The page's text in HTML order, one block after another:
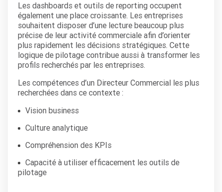
Les dashboards et outils de reporting occupent
également une place croissante. Les entreprises
souhaitent disposer d’une lecture beaucoup plus
précise de leur activité commerciale afin d’orienter
plus rapidement les décisions stratégiques. Cette
logique de pilotage contribue aussi à transformer les
profils recherchés par les entreprises.
Les compétences d’un Directeur Commercial les plus
recherchées dans ce contexte :
Vision business
Culture analytique
Compréhension des KPIs
Capacité à utiliser efficacement les outils de
pilotage